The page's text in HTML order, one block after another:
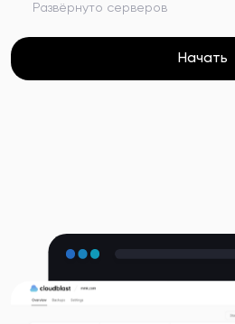
Развёрнуто серверов
Начать